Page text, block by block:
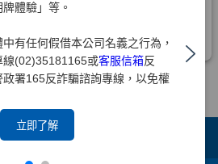
牌體驗」等。
有任何假借本公司名義之行為，
(02)35181165或客服信箱反
政署165反詐騙諮詢專線，以免權
立即了解